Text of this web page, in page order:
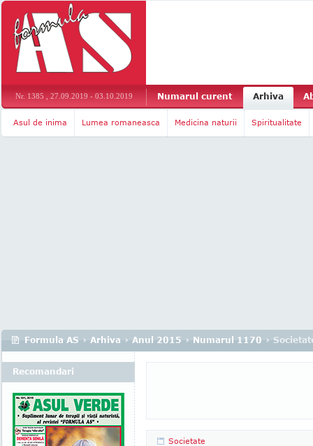
Nr. 1385 , 27.09.2019 - 03.10.2019 Numarul curent Arhiva
Asul de inima Lumea romaneasca Medicina naturii Spiritualitate
Formula AS › Arhiva › Anul 2015 › Numarul 1170 ›
Societate
Recomandari